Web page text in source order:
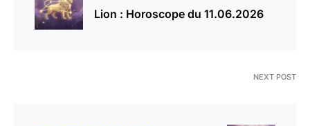
Lion : Horoscope du 11.06.2026
NEXT POST